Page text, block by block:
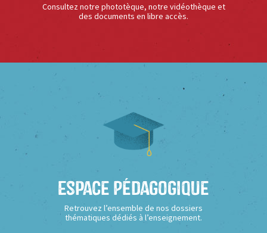
Consultez notre phototèque, notre vidéothèque et
des documents en libre accès.
Espace Pédagogique
Retrouvez l’ensemble de nos dossiers
thématiques dédiés à l’enseignement.